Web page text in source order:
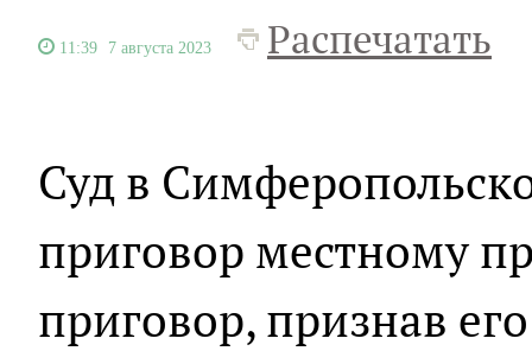
11:39 7 августа 2023 Распечатать
Суд в
приговор местному
приговор, признав